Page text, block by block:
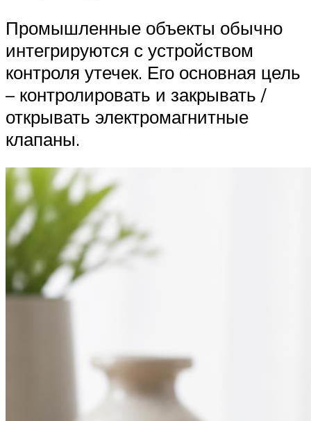
Промышленные объекты обычно
интегрируются с устройством
контроля утечек. Его основная цель
– контролировать и закрывать /
открывать электромагнитные
клапаны.